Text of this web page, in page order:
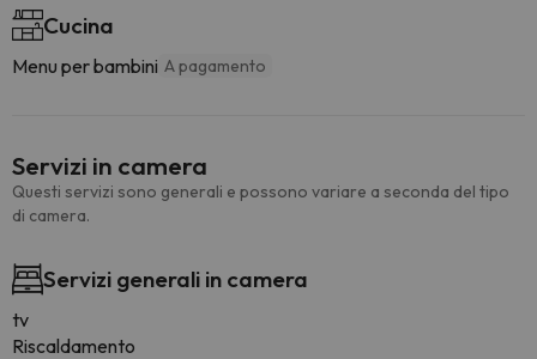
Cucina
Menu per bambini A pagamento
Servizi in camera
Questi servizi sono generali e possono variare a seconda del tipo
di camera.
Servizi generali in camera
tv
Riscaldamento